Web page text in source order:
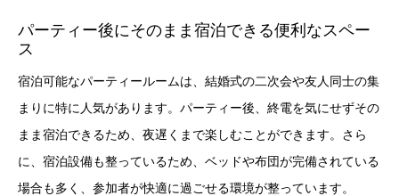
パーティー後にそのまま宿泊できる便利なスペー
ス
宿泊可能なパーティールームは、結婚式の二次会や友人同士の集
まりに特に人気があります。パーティー後、終電を気にせずその
まま宿泊できるため、夜遅くまで楽しむことができます。さら
に、宿泊設備も整っているため、ベッドや布団が完備されている
場合も多く、参加者が快適に過ごせる環境が整っています。